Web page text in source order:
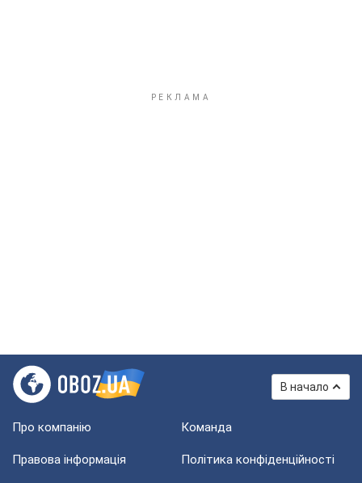
В начало
Про компанію Команда
Правова інформація Політика конфіденційності